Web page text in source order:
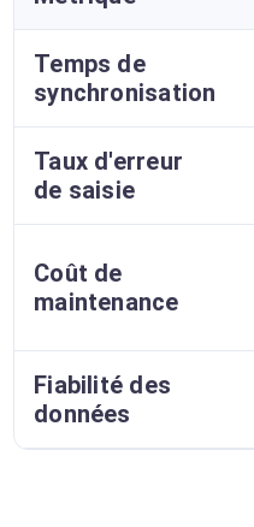
Temps de
synchronisation
Taux d'erreur
de saisie
Coût de
maintenance
Fiabilité des
données